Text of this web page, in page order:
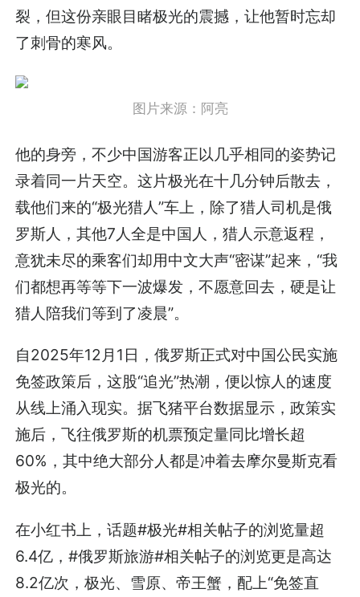
裂，但这份亲眼目睹极光的震撼，让他暂时忘却
了刺骨的寒风。
图片来源：阿亮
他的身旁，不少中国游客正以几乎相同的姿势记
录着同一片天空。这片极光在十几分钟后散去，
载他们来的“极光猎人”车上，除了猎人司机是俄
罗斯人，其他7人全是中国人，猎人示意返程，
意犹未尽的乘客们却用中文大声“密谋”起来，“我
们都想再等等下一波爆发，不愿意回去，硬是让
猎人陪我们等到了凌晨”。
自‌2025年12月1日，俄罗斯正式对中国公民实施
免签政策后，这股“追光”热潮，便以惊人的速度
从线上涌入现实。据飞猪平台数据显示，政策实
施后，飞往俄罗斯的机票预定量同比增长超
60%，其中绝大部分人都是冲着去摩尔曼斯克看
极光的。
在小红书上，话题#极光#相关帖子的浏览量超
6.4亿，#俄罗斯旅游#相关帖子的浏览更是高达
8.2亿次，极光、雪原、帝王蟹，配上“免签直